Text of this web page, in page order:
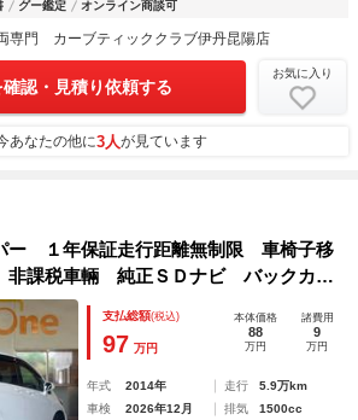
グー鑑定 オンライン商談可
専門 カーブティッククラブ伊丹昆陽店
認・見積り依頼する
お気に入り
あなたの他に3人が見ています
１年保証走行距離無制限 車椅子移
課税車輛 純正ＳＤナビ バックカメ
ドア ＥＴＣ ＨＩＤ 修復歴無
支払総額(税込)
97 万円
本体価格
88
万円
諸費用
9
万円
年式 2014年 走行
5.9万km
車検
2026年12月 排気
1500cc